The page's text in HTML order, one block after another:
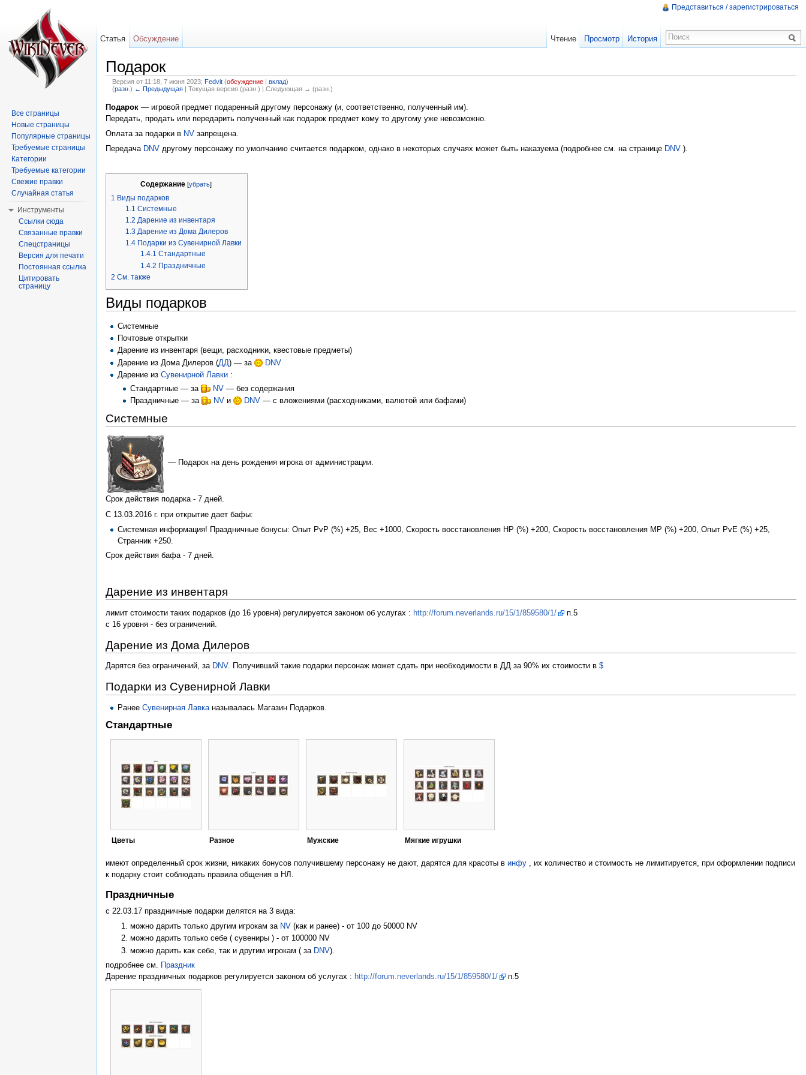
Подарок
Версия от 11:18, 7 июня 2023; Fedvit (обсуждение| вклад)
(разн. ) ← Предыдущая| Текущая версия (разн.) | Следующая → (разн.)
Подарок — игровой предмет подаренный другому персонажу (и, соответственно, полученный им).
Передать, продать или передарить полученный как подарок предмет кому то другому уже невозможно.
Оплата за подарки в NV запрещена.
Передача DNV другому персонажу по умолчанию считается подарком, однако в некоторых случаях может быть наказуема (подробнее см. на странице DNV ).
Содержание[убрать]
1 Виды подарков
1.1 Системные
1.2 Дарение из инвентаря
1.3 Дарение из Дома Дилеров
1.4 Подарки из Сувенирной Лавки
1.4.1 Стандартные
1.4.2 Праздничные
2 См. также
Виды подарков
Системные
Почтовые открытки
Дарение из инвентаря (вещи, расходники, квестовые предметы)
Дарение из Дома Дилеров (ДД) — за
DNV
Дарение изСувенирной Лавки :
Стандартные — за
NV— без содержания
Праздничные — за
NVи DNV— с вложениями (расходниками, валютой или бафами)
Системные
— Подарок на день рождения игрока от администрации.
Срок действия подарка - 7 дней.
С 13.03.2016 г. при открытие дает бафы:
Системная информация! Праздничные бонусы: Опыт PvP (%) +25, Вес +1000, Скорость восстановления HP (%) +200, Скорость восстановления MP (%) +200, Опыт PvE (%) +25,
Странник +250.
Срок действия бафа - 7 дней.
Дарение из инвентаря
лимит стоимости таких подарков (до 16 уровня) регулируется законом об услугах : http://forum.neverlands.ru/15/1/859580/1/
п.5
с 16 уровня - без ограничений.
Дарение из Дома Дилеров
Дарятся без ограничений, за DNV. Получивший такие подарки персонаж может сдать при необходимости в ДД за 90% их стоимости в $
Подарки из Сувенирной Лавки
РанееСувенирная Лавканазывалась Магазин Подарков.
Стандартные
Цветы Разное Мужские Мягкие игрушки
имеют определенный срок жизни, никаких бонусов получившему персонажу не дают, дарятся для красоты в инфу , их количество и стоимость не лимитируется, при оформлении подписи
к подарку стоит соблюдать правила общения в НЛ.
Праздничные
с 22.03.17 праздничные подарки делятся на 3 вида:
можно дарить только другим игрокам за NV(как и ранее) - от 100 до 50000 NV
можно дарить только себе ( сувениры ) - от 100000 NV
можно дарить как себе, так и другим игрокам ( за DNV).
подробнее см. Праздник
Дарение праздничных подарков регулируется законом об услугах : http://forum.neverlands.ru/15/1/859580/1/ п.5
Представиться / зарегистрироваться
Статья Обсуждение Чтение Просмотр История
Все страницы
Новые страницы
Популярные страницы
Требуемые страницы
Категории
Требуемые категории
Свежие правки
Случайная статья
Инструменты
Ссылки сюда
Связанные правки
Спецстраницы
Версия для печати
Постоянная ссылка
Цитировать
страницу